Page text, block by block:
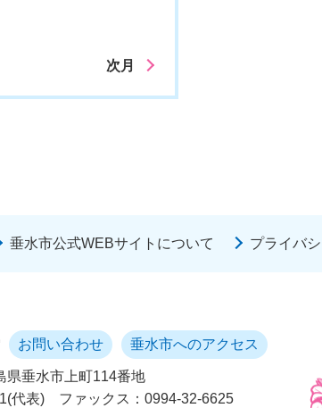
次月
垂水市公式WEBサイトについて プライバ
お問い合わせ 垂水市へのアクセス
県垂水市上町114番地
代表)
ファックス：0994-32-6625